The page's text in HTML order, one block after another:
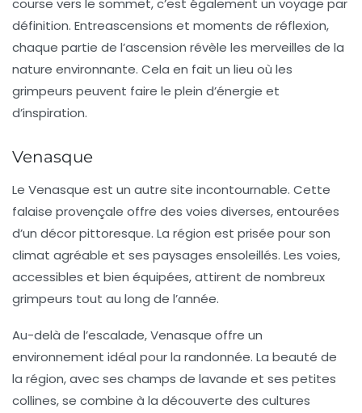
course vers le sommet, c’est également un voyage par
définition. Entreascensions et moments de réflexion,
chaque partie de l’ascension révèle les merveilles de la
nature environnante. Cela en fait un lieu où les
grimpeurs peuvent faire le plein d’énergie et
d’inspiration.
Venasque
Le Venasque est un autre site incontournable. Cette
falaise provençale offre des voies diverses, entourées
d’un décor pittoresque. La région est prisée pour son
climat agréable et ses paysages ensoleillés. Les voies,
accessibles et bien équipées, attirent de nombreux
grimpeurs tout au long de l’année.
Au-delà de l’escalade,Venasque offre un
environnement idéal pour la randonnée. La beauté de
la région, avec ses champs de lavande et ses petites
collines, se combine à la découverte des cultures